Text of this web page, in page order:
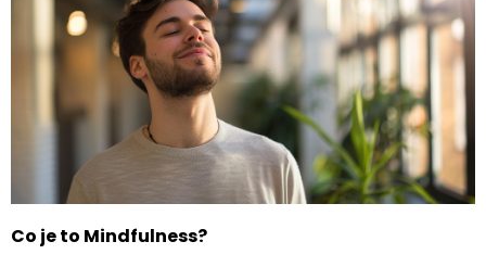
Co je to Mindfulness?